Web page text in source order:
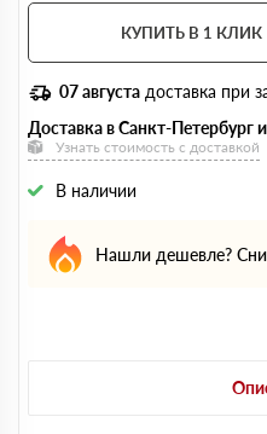
КУПИТЬ В 1 КЛИК
07 августа доставка при
Доставка в Санкт-Петербург
Узнать стоимость с доставкой
В наличии
Нашли дешевле?